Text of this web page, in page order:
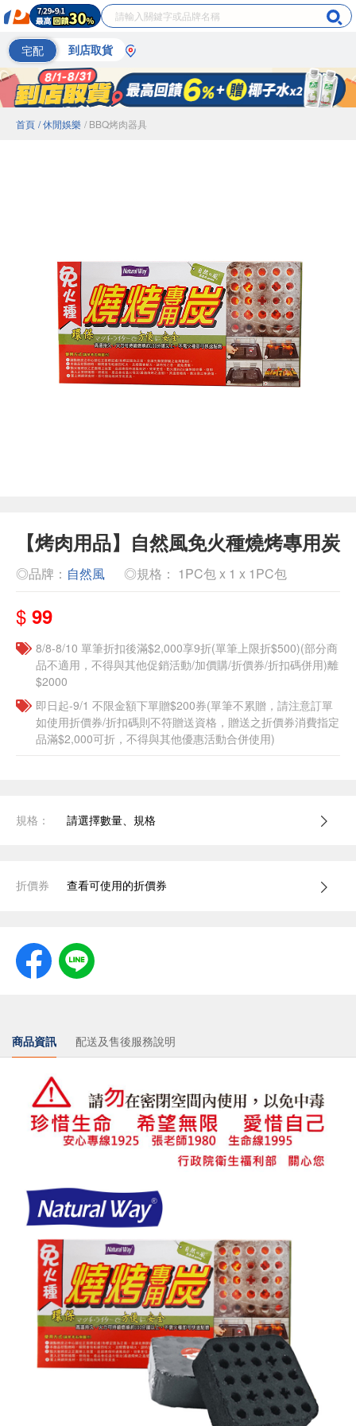
宅配 到店取貨
首頁 / 休閒娛樂 / BBQ烤肉器具
【烤肉用品】自然風免火種燒烤專用炭
◎品牌： 自然風 ◎規格： 1PC包 x 1 x 1PC包
$ 99
8/8-8/10 單筆折扣後滿$2,000享9折(單筆上限折$500)(部分商
品不適用，不得與其他促銷活動/加價購/折價券/折扣碼併用)離
$2000
即日起-9/1 不限金額下單贈$200券(單筆不累贈，請注意訂單
如使用折價券/折扣碼則不符贈送資格，贈送之折價券消費指定
品滿$2,000可折，不得與其他優惠活動合併使用)
規格： 請選擇數量、規格
折價券 查看可使用的折價券
商品資訊 配送及售後服務說明